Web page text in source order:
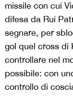
missile con cui
difesa da Rui
segnare, per
gol quel cross di
controllare nel
possibile: con
controllo di